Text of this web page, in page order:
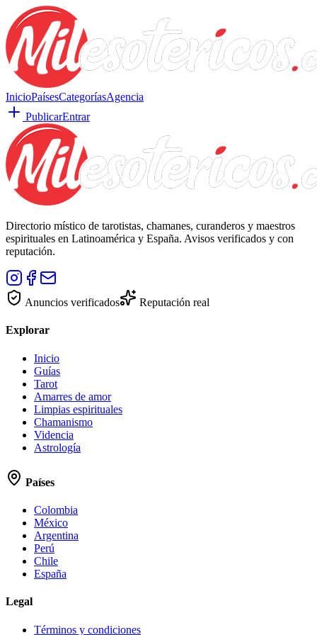
InicioPaísesCategoríasAgencia
PublicarEntrar
Directorio místico de tarotistas, chamanes, curanderos y maestros
espirituales en Latinoamérica y España. Avisos verificados y con
reputación.
Anuncios verificados Reputación real
Explorar
Inicio
Guías
Tarot
Amarres de amor
Limpias espirituales
Chamanismo
Videncia
Astrología
Países
Colombia
México
Argentina
Perú
Chile
España
Legal
Términos y condiciones